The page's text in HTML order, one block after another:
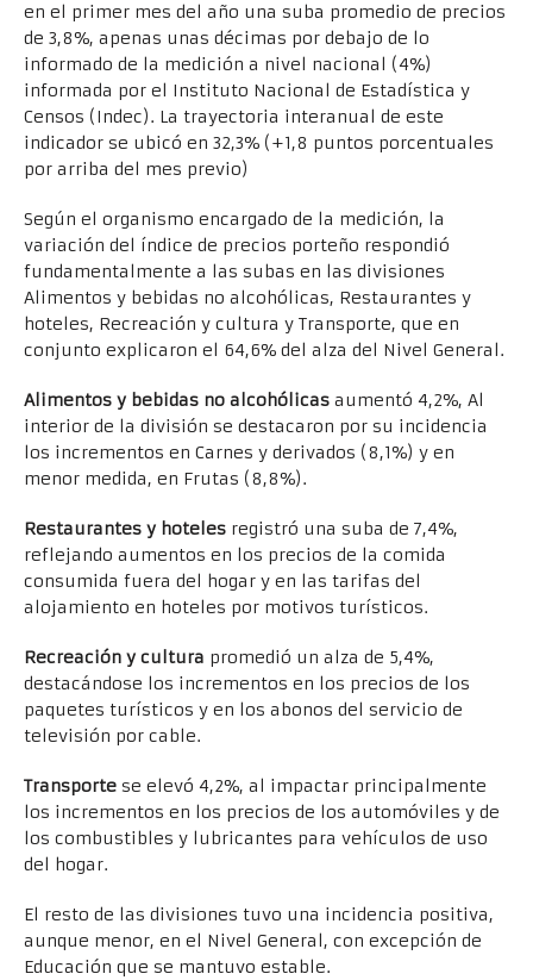
en el primer mes del año una suba promedio de precios
de 3,8%, apenas unas décimas por debajo de lo
informado de la medición a nivel nacional (4%)
informada por el Instituto Nacional de Estadística y
Censos (Indec). La trayectoria interanual de este
indicador se ubicó en 32,3% (+1,8 puntos porcentuales
por arriba del mes previo)
Según el organismo encargado de la medición, la
variación del índice de precios porteño respondió
fundamentalmente a las subas en las divisiones
Alimentos y bebidas no alcohólicas, Restaurantes y
hoteles, Recreación y cultura y Transporte, que en
conjunto explicaron el 64,6% del alza del Nivel General.
Alimentos y bebidas no alcohólicas aumentó 4,2%, Al
interior de la división se destacaron por su incidencia
los incrementos en Carnes y derivados (8,1%) y en
menor medida, en Frutas (8,8%).
Restaurantes y hoteles registró una suba de 7,4%,
reflejando aumentos en los precios de la comida
consumida fuera del hogar y en las tarifas del
alojamiento en hoteles por motivos turísticos.
Recreación y cultura promedió un alza de 5,4%,
destacándose los incrementos en los precios de los
paquetes turísticos y en los abonos del servicio de
televisión por cable.
Transporte se elevó 4,2%, al impactar principalmente
los incrementos en los precios de los automóviles y de
los combustibles y lubricantes para vehículos de uso
del hogar.
El resto de las divisiones tuvo una incidencia positiva,
aunque menor, en el Nivel General, con excepción de
Educación que se mantuvo estable.